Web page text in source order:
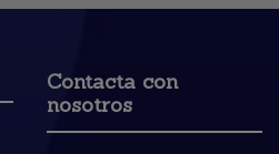
Contacta con
nosotros